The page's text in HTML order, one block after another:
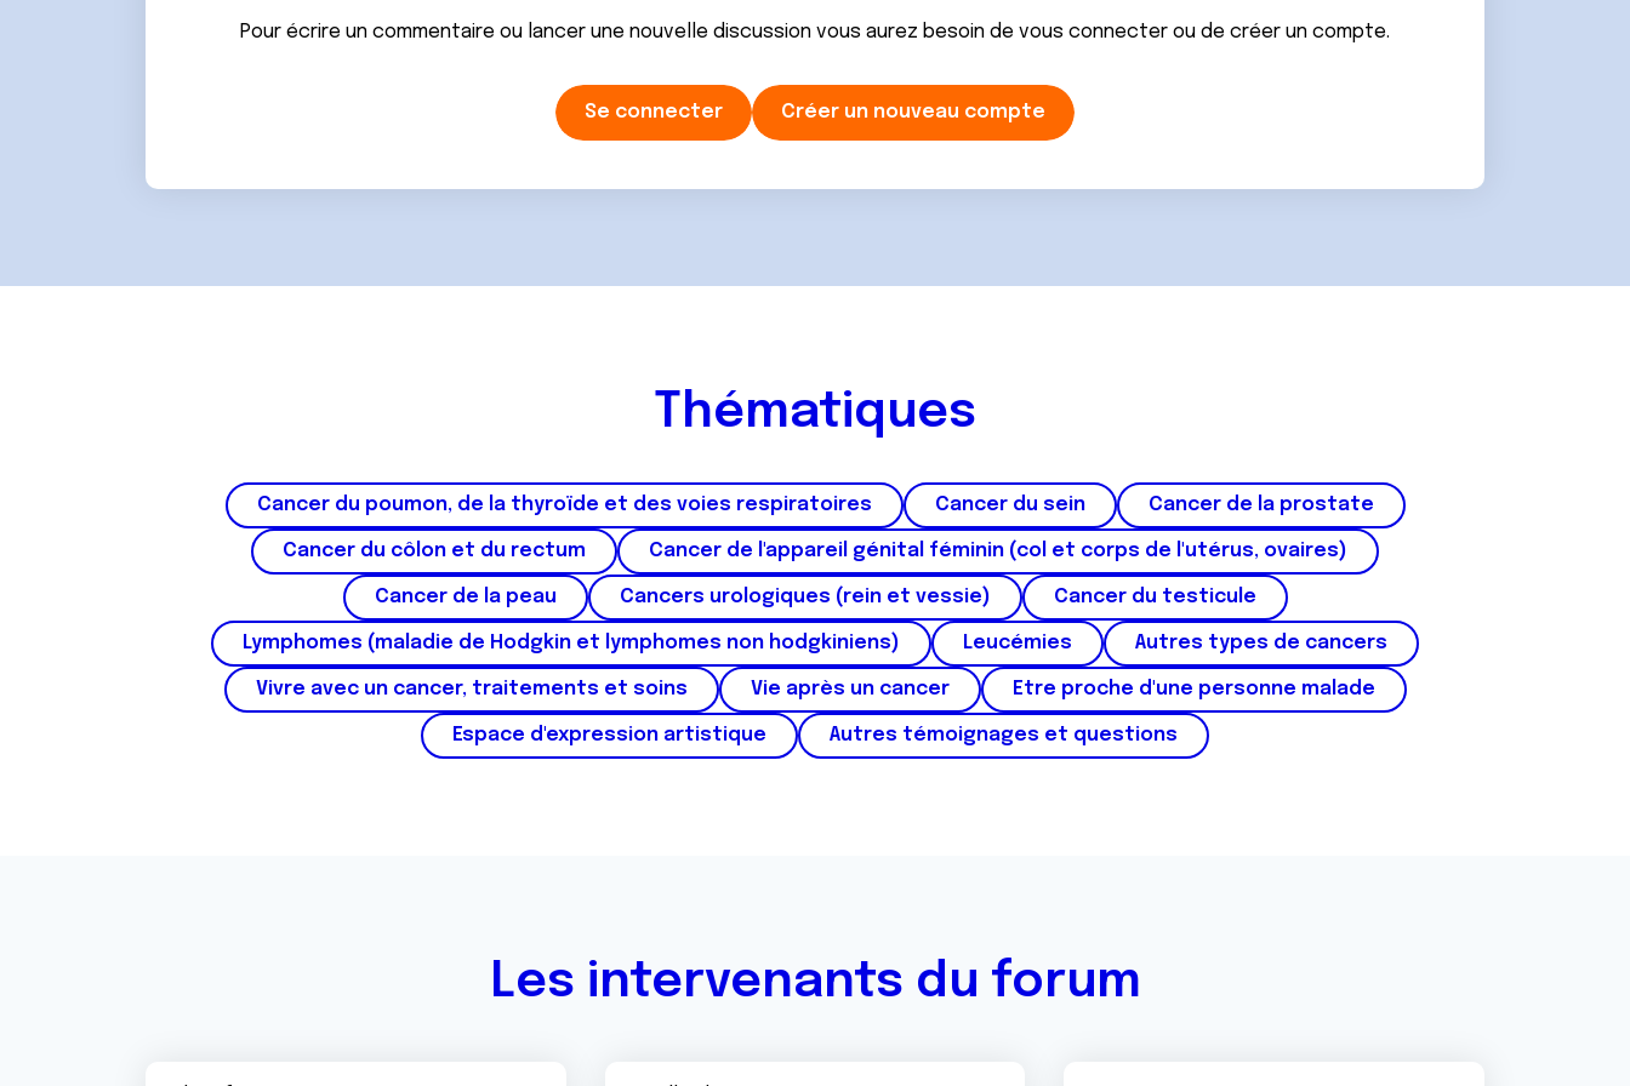
t
t
Pour écrire un commentaire ou lancer une nouvelle discussion vous aurez besoin de vous connecter ou de créer un compte.
Se connecter Créer un nouveau compte
Thématiques
Cancer du poumon, de la thyroïde et des voies respiratoires Cancer du sein Cancer de la prostate
Cancer du côlon et du rectum Cancer de l'appareil génital féminin (col et corps de l'utérus, ovaires)
Cancer de la peau Cancers urologiques (rein et vessie) Cancer du testicule
Lymphomes (maladie de Hodgkin et lymphomes non hodgkiniens) Leucémies Autres types de cancers
Vivre avec un cancer, traitements et soins Vie après un cancer Etre proche d'une personne malade
Espace d'expression artistique Autres témoignages et questions
Les intervenants du forum